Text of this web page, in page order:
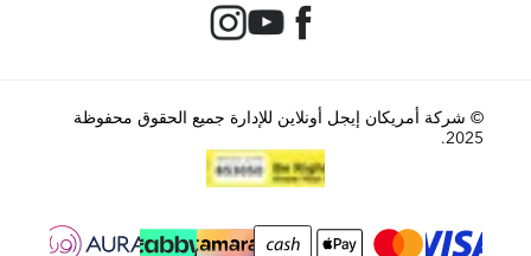
© شركة أمريكان إيجل أونلاين للإدارة جميع الحقوق محفوظة
2025.